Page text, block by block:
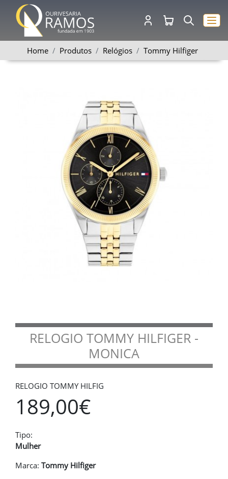
Home Produtos Relógios Tommy Hilfiger
RELOGIO TOMMY HILFIGER -
MONICA
RELOGIO TOMMY HILFIG
189,00€
Tipo:
Mulher
Marca: Tommy Hilfiger